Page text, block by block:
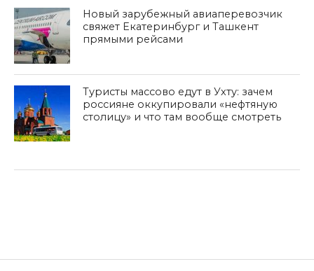
Новый зарубежный авиаперевозчик
свяжет Екатеринбург и Ташкент
прямыми рейсами
Туристы массово едут в Ухту: зачем
россияне оккупировали «нефтяную
столицу» и что там вообще смотреть